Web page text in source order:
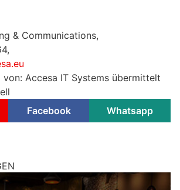
& Communications,
Accesa IT Systems übermittelt
Facebook Whatsapp